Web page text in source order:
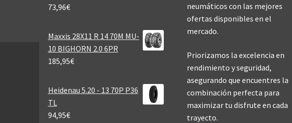
73,96€
Maxxis 28X11 R 14 70M MU-
10 BIGHORN 2.0 6PR
185,95€
Heidenau 5.20 - 13 70P P36
TL
94,95€
neumáticos con las mejores
ofertas disponibles en el
mercado.
Priorizamos la excelencia en
rendimiento y seguridad,
asegurando que encuentres la
combinación perfecta para
maximizar tu disfrute en cada
trayecto.